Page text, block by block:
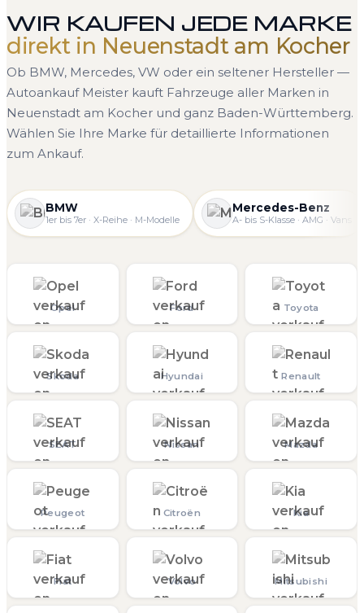
WIR KAUFEN JEDE MARKE
direkt in Neuenstadt am Kocher
Ob BMW, Mercedes, VW oder ein seltener Hersteller —
Autoankauf Meister kauft Fahrzeuge aller Marken in
Neuenstadt am Kocher und ganz Baden-Württemberg.
Wählen Sie Ihre Marke für detaillierte Informationen
zum Ankauf.
BMW
1er bis 7er · X-Reihe · M-Modelle
Mercedes-Benz
A- bis S-Klasse · AMG · Vans
Opel Ford Toyota
Skoda Hyundai Renault
SEAT Nissan Mazda
Peugeot Citroën Kia
Fiat Volvo Mitsubishi